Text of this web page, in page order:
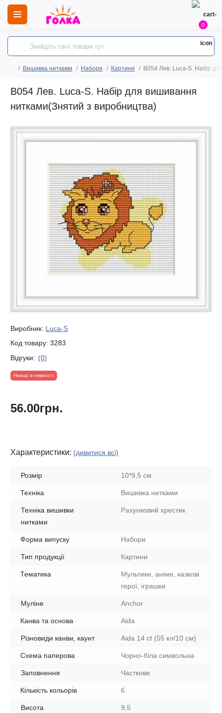
0
Вишивка нитками Набори Картини B054 Лев. Luca-S. Набір
B054 Лев. Luca-S. Набір для вишивання
нитками(Знятий з виробництва)
Виробник: Luca-S
Код товару: 3283
Відгуки: (0)
Немає в нявності
56.00грн.
Характеристики: (дивитися всі)
Розмір 10*9,5 см
Техніка Вишивка нитками
Техніка вишивки
нитками
Рахунковий хрестик
Форма випуску Набори
Тип продукції Картини
Тематика
Мультики, аніме, казкові
герої, іграшки
Муліне Anchor
Канва та основа Aida
Різновиди канви, каунт Aida 14 ct (55 кл/10 см)
Схема паперова Чорно-біла символьна
Заповнення Часткове
Кількість кольорів 6
Висота 9,5